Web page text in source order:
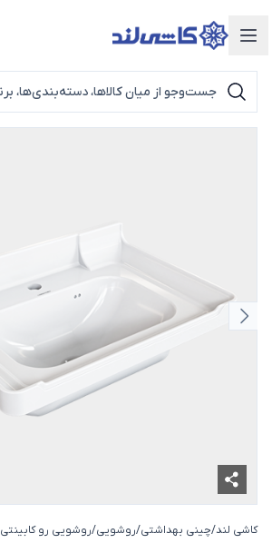
دسته‌بندی محصولات
اسلاید قبلی
کاشی لند/چینی بهداشتی/روشویی/روشویی رو کابینتی